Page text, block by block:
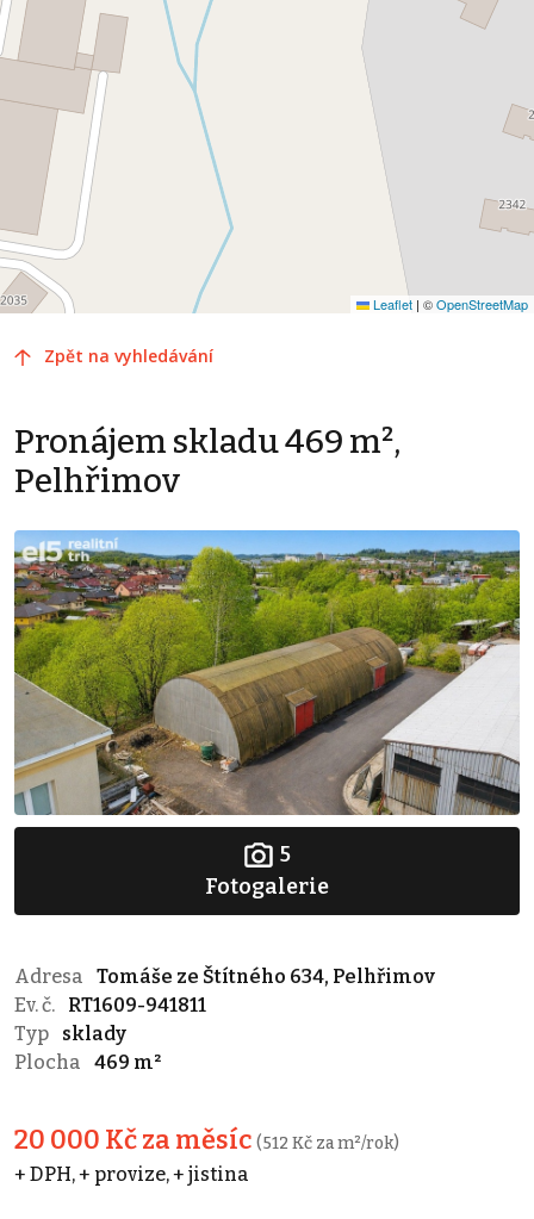
Leaflet | ©OpenStreetMap
Zpět na vyhledávání
Pronájem skladu 469 m²,
Pelhřimov
5
Fotogalerie
Adresa
Tomáše ze Štítného 634, Pelhřimov
Ev. č.
RT1609-941811
Typ
sklady
Plocha
469 m²
20 000 Kč za měsíc (512 Kč za m²/rok)
+ DPH, + provize, + jistina